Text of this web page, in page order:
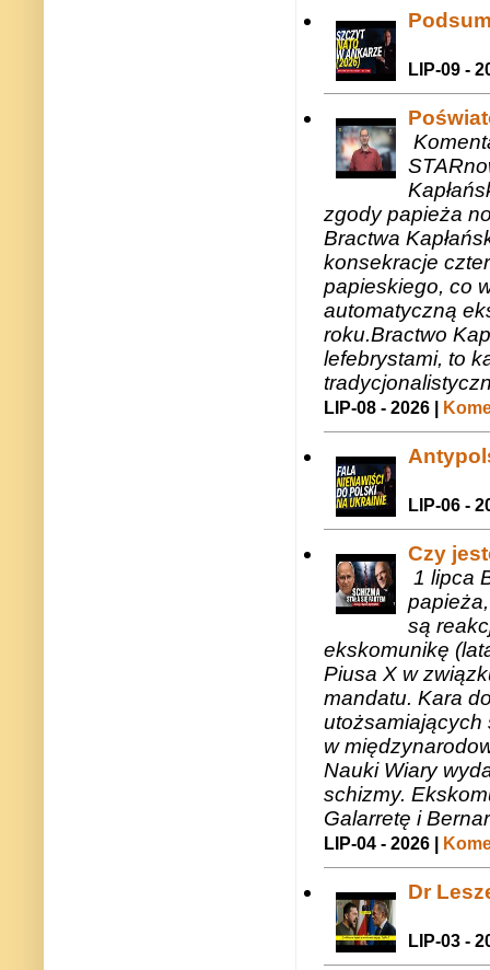
LIP-09 -
zgody papieża
Bractwa
konsekracje
papieskiego, co
automatyczną
roku.Bractwo
lefebrystami, to
LIP-08 - 2026 |
LIP-06 -
Czy
1 lipca
są
ekskomunikę
Piusa X w
mandatu. Kara
utożsamiających
w
Nauki Wiary
schizmy.
Galarretę i
LIP-04 - 2026 |
Dr
LIP-03 -